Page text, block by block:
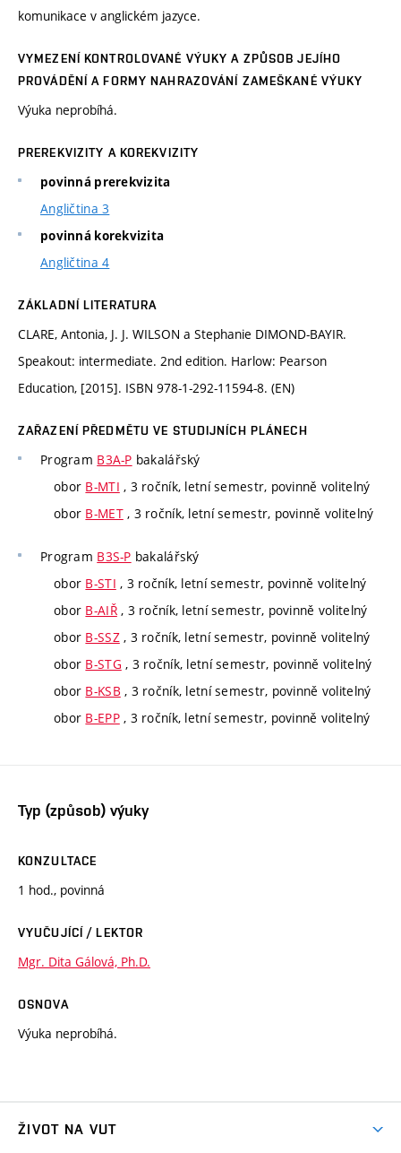
komunikace v anglickém jazyce.
VYMEZENÍ KONTROLOVANÉ VÝUKY A ZPŮSOB JEJÍHO
PROVÁDĚNÍ A FORMY NAHRAZOVÁNÍ ZAMEŠKANÉ VÝUKY
Výuka neprobíhá.
PREREKVIZITY A KOREKVIZITY
povinná prerekvizita
Angličtina 3
povinná korekvizita
Angličtina 4
ZÁKLADNÍ LITERATURA
CLARE, Antonia, J. J. WILSON a Stephanie DIMOND-BAYIR.
Speakout: intermediate. 2nd edition. Harlow: Pearson
Education, [2015]. ISBN 978-1-292-11594-8. (EN)
ZAŘAZENÍ PŘEDMĚTU VE STUDIJNÍCH PLÁNECH
Program B3A-P bakalářský
obor B-MTI , 3 ročník, letní semestr, povinně volitelný
obor B-MET, 3 ročník, letní semestr, povinně volitelný
Program B3S-P bakalářský
obor B-STI , 3 ročník, letní semestr, povinně volitelný
obor B-AIŘ, 3 ročník, letní semestr, povinně volitelný
obor B-SSZ, 3 ročník, letní semestr, povinně volitelný
obor B-STG , 3 ročník, letní semestr, povinně volitelný
obor B-KSB , 3 ročník, letní semestr, povinně volitelný
obor B-EPP, 3 ročník, letní semestr, povinně volitelný
Typ (způsob) výuky
KONZULTACE
1 hod., povinná
VYUČUJÍCÍ / LEKTOR
Mgr. Dita Gálová, Ph.D.
OSNOVA
Výuka neprobíhá.
ŽIVOT NA VUT